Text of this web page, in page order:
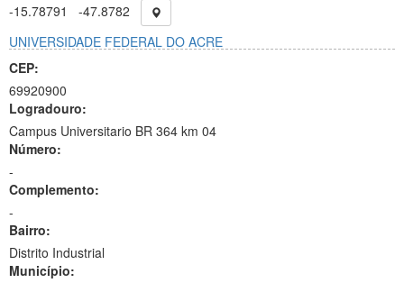
-15.78791
-47.8782
UNIVERSIDADE FEDERAL DO ACRE
CEP:
69920900
Logradouro:
Campus Universitario BR 364 km 04
Número:
-
Complemento:
-
Bairro:
Distrito Industrial
Município: